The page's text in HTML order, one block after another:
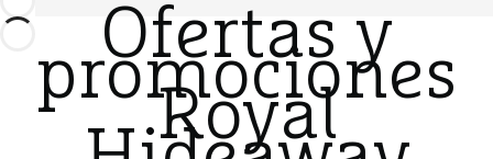
Ofertas y
promociones
Royal